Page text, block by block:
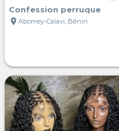
Confession perruque
location_on Abomey-Calavi, Bénin